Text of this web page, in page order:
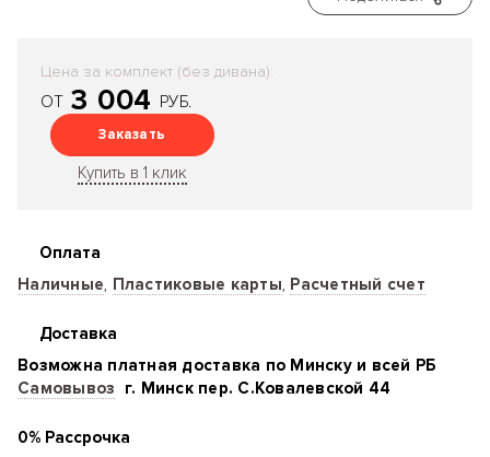
Цена за комплект (без дивана):
ОТ 3 004 РУБ.
Заказать
Купить в 1 клик
Оплата
Наличные, Пластиковые карты, Расчетный счет
Доставка
Возможна платная доставка по Минску и всей РБ
Самовывоз г. Минск пер. С.Ковалевской 44
0% Рассрочка